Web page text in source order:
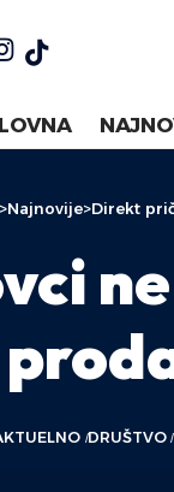
>Najnovije>Direkt
DRUŠTVO